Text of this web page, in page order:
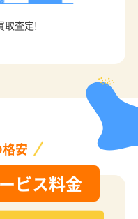
取査定!
安
ビス料金